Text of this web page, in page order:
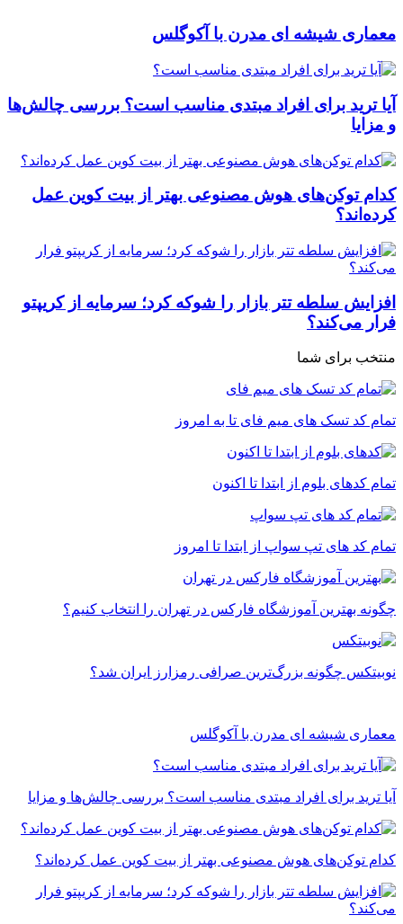
معماری شیشه ای مدرن با آکوگلس
آیا ترید برای افراد مبتدی مناسب است؟ بررسی چالش‌ها
و مزایا
کدام توکن‌های هوش مصنوعی بهتر از بیت کوین عمل
کرده‌اند؟
افزایش سلطه تتر بازار را شوکه کرد؛ سرمایه از کریپتو
فرار می‌کند؟
منتخب برای شما
تمام کد تسک های میم فای تا به امروز
تمام کدهای بلوم از ابتدا تا اکنون
تمام کد های تپ سواپ از ابتدا تا امروز
چگونه بهترین آموزشگاه فارکس در تهران را انتخاب کنیم؟
نوبیتکس چگونه بزرگ‌ترین صرافی رمزارز ایران شد؟
معماری شیشه ای مدرن با آکوگلس
آیا ترید برای افراد مبتدی مناسب است؟ بررسی چالش‌ها و مزایا
کدام توکن‌های هوش مصنوعی بهتر از بیت کوین عمل کرده‌اند؟